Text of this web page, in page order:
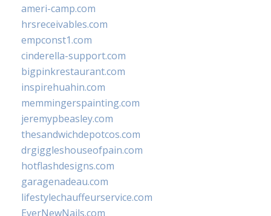
ameri-camp.com
hrsreceivables.com
empconst1.com
cinderella-support.com
bigpinkrestaurant.com
inspirehuahin.com
memmingerspainting.com
jeremypbeasley.com
thesandwichdepotcos.com
drgiggleshouseofpain.com
hotflashdesigns.com
garagenadeau.com
lifestylechauffeurservice.com
EverNewNails.com